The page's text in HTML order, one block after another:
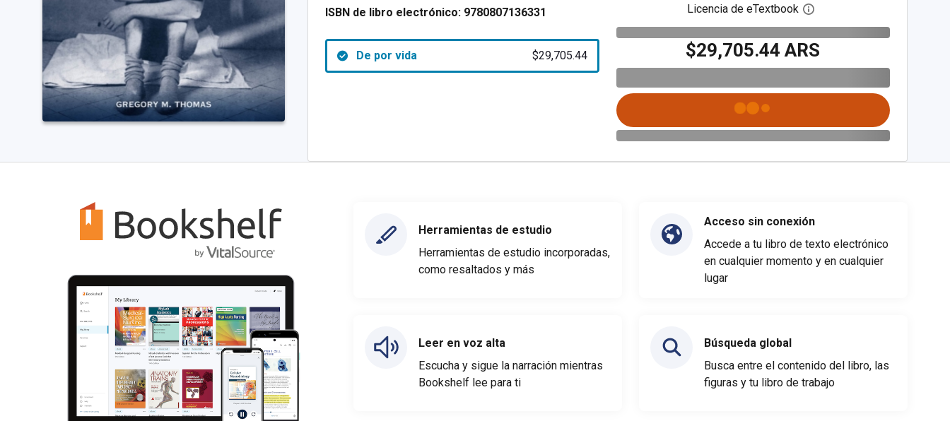
ISBN de libro electrónico: 9780807136331
De por vida $29,705.44
Licencia de eTextbook Abre el cuadro de diálogo
$29,705.44 ARS
Herramientas de estudio
Herramientas de estudio incorporadas,
como resaltados y más
Leer en voz alta
Escucha y sigue la narración mientras
Bookshelf lee para ti
Acceso sin conexión
Accede a tu libro de texto electrónico
en cualquier momento y en cualquier
lugar
Búsqueda global
Busca entre el contenido del libro, las
figuras y tu libro de trabajo